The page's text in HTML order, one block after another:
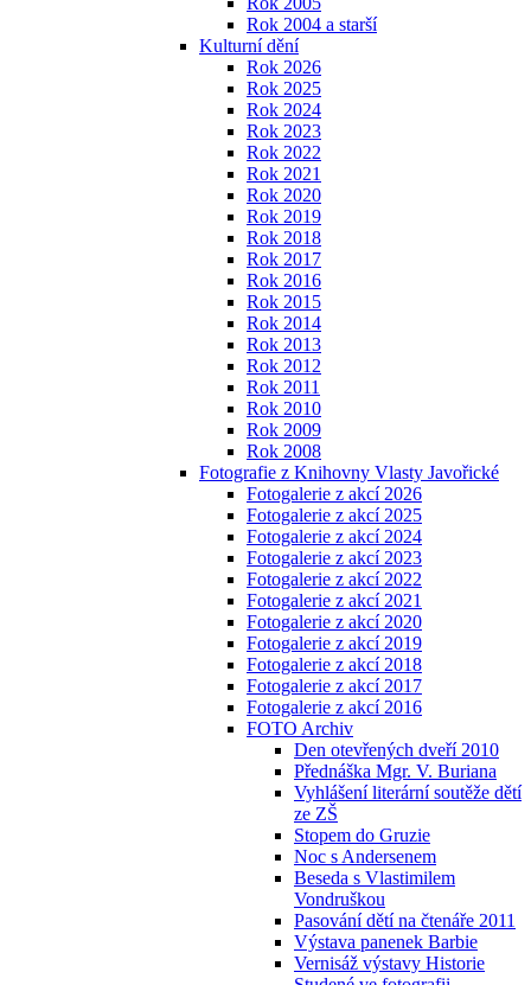
Rok 2004 a starší
Kulturní dění
Rok 2026
Rok 2025
Rok 2024
Rok 2023
Rok 2022
Rok 2021
Rok 2020
Rok 2019
Rok 2018
Rok 2017
Rok 2016
Rok 2015
Rok 2014
Rok 2013
Rok 2012
Rok 2011
Rok 2010
Rok 2009
Rok 2008
Fotografie z Knihovny Vlasty Javořické
Fotogalerie z akcí 2026
Fotogalerie z akcí 2025
Fotogalerie z akcí 2024
Fotogalerie z akcí 2023
Fotogalerie z akcí 2022
Fotogalerie z akcí 2021
Fotogalerie z akcí 2020
Fotogalerie z akcí 2019
Fotogalerie z akcí 2018
Fotogalerie z akcí 2017
Fotogalerie z akcí 2016
FOTO Archiv
Den otevřených dveří 2010
Přednáška Mgr. V. Buriana
Vyhlášení literární soutěže dětí
ze ZŠ
Stopem do Gruzie
Noc s Andersenem
Beseda s Vlastimilem
Vondruškou
Pasování dětí na čtenáře 2011
Výstava panenek Barbie
Vernisáž výstavy Historie